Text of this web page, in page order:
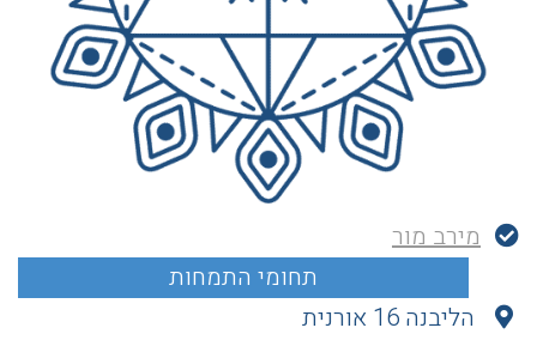
מירב מור
הליבנה 16 אורנית